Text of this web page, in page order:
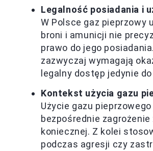
Legalność posiadania i
W Polsce gaz pieprzowy
broni i amunicji nie
prawo do jego
zazwyczaj wymagają
legalny dostęp jedynie
Kontekst użycia gazu
Użycie gazu
bezpośrednie
koniecznej. Z kolei
podczas agresji czy